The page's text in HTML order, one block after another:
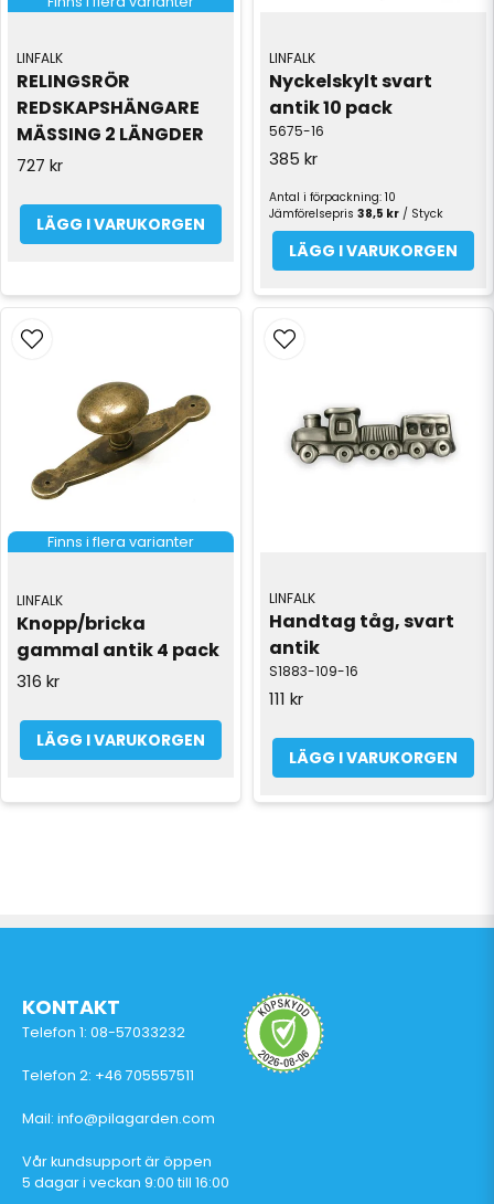
LINFALK
RELINGSRÖR
REDSKAPSHÄNGARE
MÄSSING 2 LÄNGDER
727 kr
LÄGG I VARUKORGEN
LINFALK
Nyckelskylt svart
antik 10 pack
5675-16
385 kr
Antal i förpackning: 10
Jämförelsepris 38,5 kr / Styck
LÄGG I VARUKORGEN
Finns i flera varianter
LINFALK
Knopp/bricka
gammal antik 4 pack
316 kr
LÄGG I VARUKORGEN
LINFALK
Handtag tåg, svart
antik
S1883-109-16
111 kr
LÄGG I VARUKORGEN
KONTAKT
Telefon 1: 08-57033232
Telefon 2: +46 705557511
Mail: info@pilagarden.com
Vår kundsupport är öppen
5 dagar i veckan 9:00 till 16:00